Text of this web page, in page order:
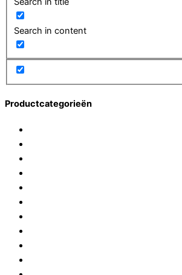
Search in content
Productcategorieën